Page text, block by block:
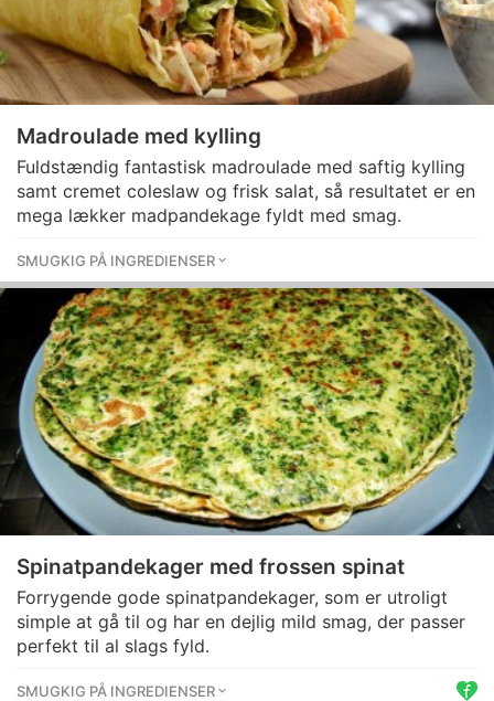
Madroulade med kylling
Fuldstændig fantastisk madroulade med saftig kylling
samt cremet coleslaw og frisk salat, så resultatet er en
mega lækker madpandekage fyldt med smag.
SMUGKIG PÅ INGREDIENSER
Spinatpandekager med frossen spinat
Forrygende gode spinatpandekager, som er utroligt
simple at gå til og har en dejlig mild smag, der passer
perfekt til al slags fyld.
SMUGKIG PÅ INGREDIENSER